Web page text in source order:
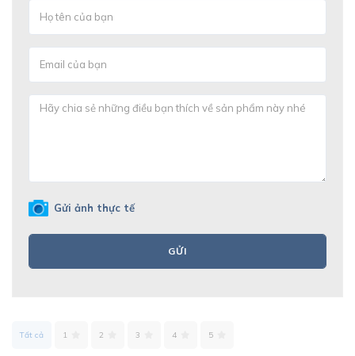
Gửi ảnh thực tế
GỬI
Tất cả 1 2 3 4 5